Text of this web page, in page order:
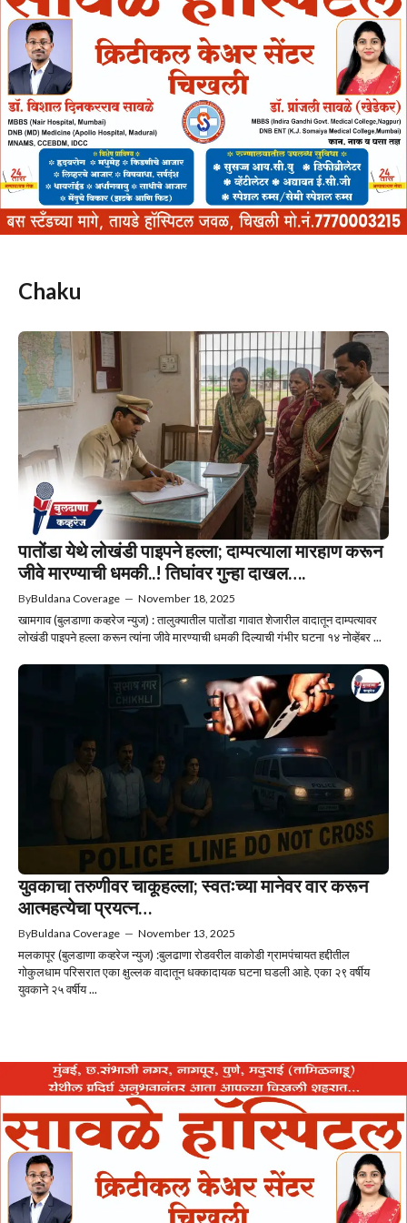
Chaku
पातोंडा येथे लोखंडी पाइपने हल्ला; दाम्पत्याला मारहाण करून
जीवे मारण्याची धमकी..! तिघांवर गुन्हा दाखल….
ByBuldana Coverage — November 18, 2025
खामगाव (बुलडाणा कव्हरेज न्युज) : तालुक्यातील पातोंडा गावात शेजारील वादातून दाम्पत्यावर
लोखंडी पाइपने हल्ला करून त्यांना जीवे मारण्याची धमकी दिल्याची गंभीर घटना १४ नोव्हेंबर ...
युवकाचा तरुणीवर चाकूहल्ला; स्वतःच्या मानेवर वार करून
आत्महत्येचा प्रयत्न…
ByBuldana Coverage — November 13, 2025
मलकापूर (बुलडाणा कव्हरेज न्युज) :बुलढाणा रोडवरील वाकोडी ग्रामपंचायत हद्दीतील
गोकुलधाम परिसरात एका क्षुल्लक वादातून धक्कादायक घटना घडली आहे. एका २९ वर्षीय
युवकाने २५ वर्षीय ...